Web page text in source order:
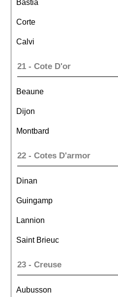
Bastia
Corte
Calvi
21 - Cote D'or
Beaune
Dijon
Montbard
22 - Cotes D'armor
Dinan
Guingamp
Lannion
Saint Brieuc
23 - Creuse
Aubusson